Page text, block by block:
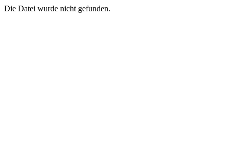
Die Datei wurde nicht gefunden.